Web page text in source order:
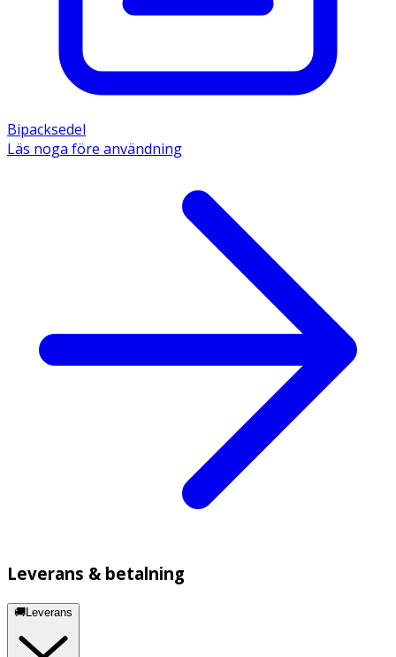
Bipacksedel
Läs noga före användning
Leverans & betalning
🚚Leverans